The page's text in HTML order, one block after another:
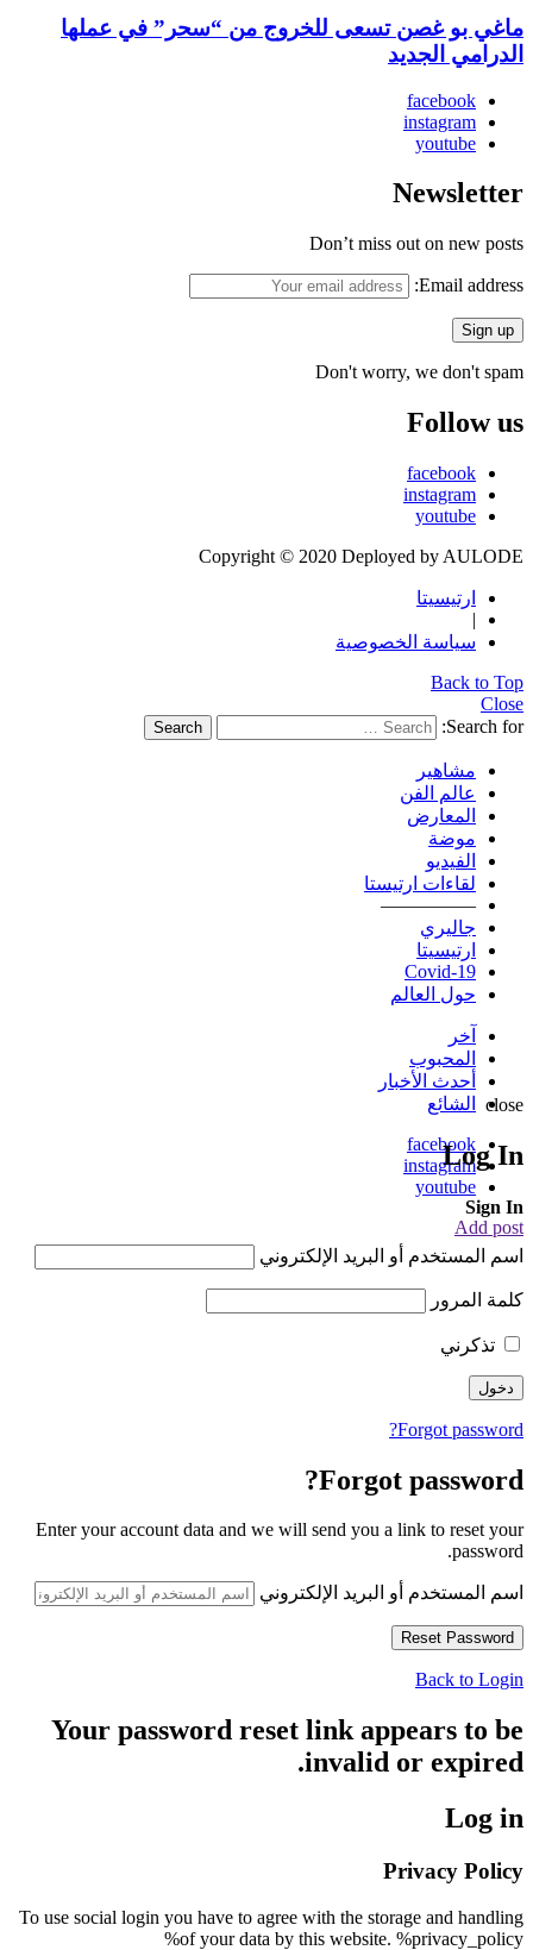
ماغي بو غصن تسعى للخروج من “سحر” في عملها
الدرامي الجديد
facebook
instagram
youtube
Newsletter
Don’t miss out on new posts
Email address:
Don't worry, we don't spam
Follow us
facebook
instagram
youtube
Copyright © 2020 Deployed by AULODE
ارتيسيتا
|
سياسة الخصوصية
Back to Top
Close
Search for:
Search
مشاهير
عالم الفن
المعارض
موضة
الفيديو
لقاءات ارتيستا
—————
جاليري
ارتيسيتا
Covid-19
حول العالم
آخر
المحبوب
أحدث الأخبار
الشائع
facebook
instagram
youtube
Add post
close
Log In
Sign In
اسم المستخدم أو البريد الإلكتروني
كلمة المرور
تذكرني
Forgot password?
Forgot password?
Enter your account data and we will send you a link to reset your
password.
اسم المستخدم أو البريد الإلكتروني
Back to Login
Your password reset link appears to be
invalid or expired.
Log in
Privacy Policy
To use social login you have to agree with the storage and handling
of your data by this website. %privacy_policy%